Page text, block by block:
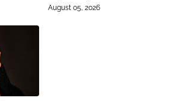
August 05, 2026